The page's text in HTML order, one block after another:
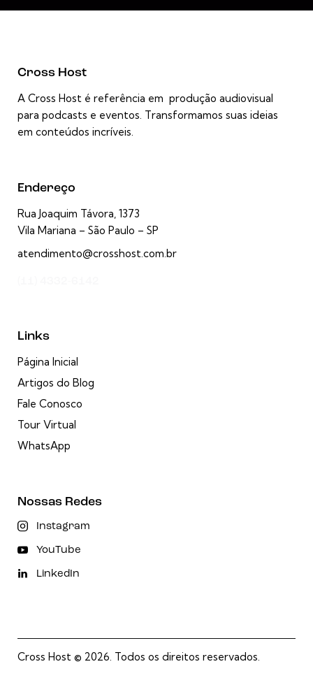
Cross Host
A Cross Host é referência em produção audiovisual
para podcasts e eventos. Transformamos suas ideias
em conteúdos incríveis.
Endereço
Rua Joaquim Távora, 1373
Vila Mariana – São Paulo – SP
atendimento@crosshost.com.br
Links
Página Inicial
Artigos do Blog
Fale Conosco
Tour Virtual
WhatsApp
Nossas Redes
Instagram
YouTube
LinkedIn
Cross Host © 2026. Todos os direitos reservados.